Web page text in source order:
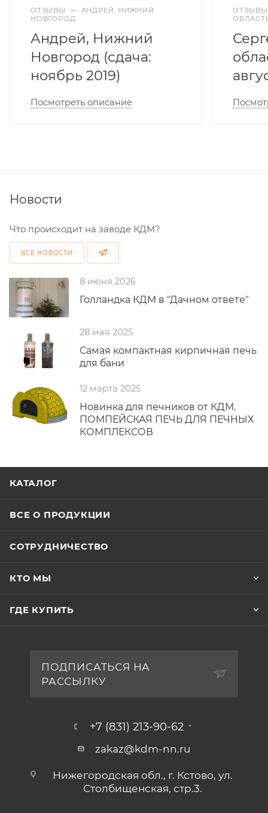
ОТЗЫВЫ — АНДРЕЙ, НИЖНИЙ
НОВГОРОД
Андрей, Нижний
Новгород (сдача:
ноябрь 2019)
Посмотреть описание
ОТЗЫВЫ
Новости
Что происходит на заводе КДМ?
ВСЕ НОВОСТИ
8 июня 2026
Голландка КДМ в "Дачном ответе"
28 мая 2025
Самая компактная кирпичная печь
для бани
12 марта 2025
Новинка для печников от КДМ.
ПОМПЕЙСКАЯ ПЕЧЬ ДЛЯ ПЕЧНЫХ
КОМПЛЕКСОВ
КАТАЛОГ
ВСЕ О ПРОДУКЦИИ
СОТРУДНИЧЕСТВО
КТО МЫ
ГДЕ КУПИТЬ
ПОДПИСАТЬСЯ НА
РАССЫЛКУ
+7 (831) 213-90-62
zakaz@kdm-nn.ru
Нижегородская обл., г. Кстово, ул.
Столбищенская, стр.3.